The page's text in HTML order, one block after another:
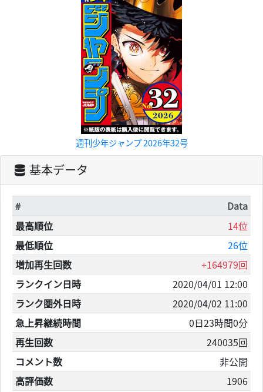
週刊少年ジャンプ 2026年32号
基本データ
#
Data
最高順位
14位
最低順位
26位
増加再生回数
+164979回
ランクイン日時
2020/04/01 12:00
ランク圏外日時
2020/04/02 11:00
急上昇継続時間
0日23時間0分
再生回数
240035回
コメント数
非公開
高評価数
1906